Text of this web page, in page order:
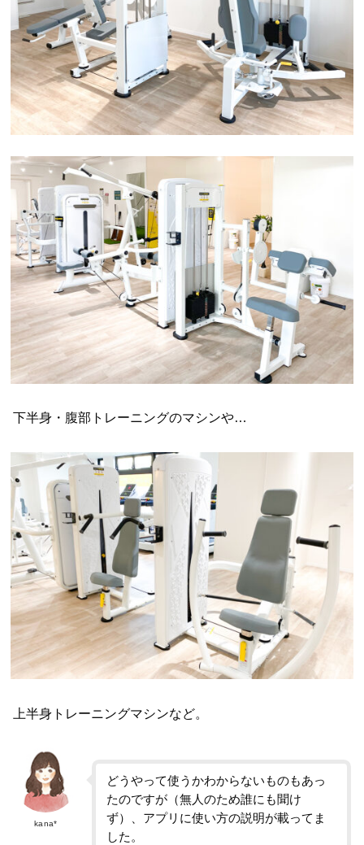
下半身・腹部トレーニングのマシンや…
上半身トレーニングマシンなど。
kana*
どうやって使うかわからないものもあっ
たのですが（無人のため誰にも聞け
ず）、アプリに使い方の説明が載ってま
した。